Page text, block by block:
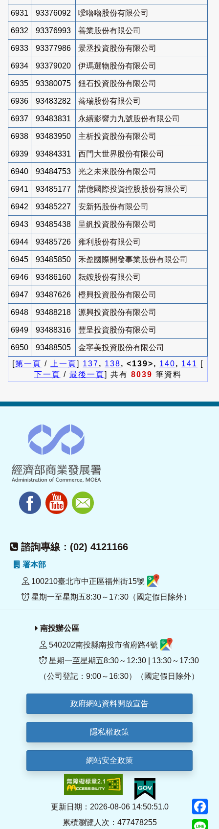
6931 93376092 噯嚕嚕股份有限公司
6932 93376993 善業股份有限公司
6933 93377986 景丞投資股份有限公司
6934 93379020 伊瑪選物股份有限公司
6935 93380075 鈕石投資股份有限公司
6936 93483282 蕎瑞股份有限公司
6937 93483831 永續影響力九號股份有限公司
6938 93483950 主析投資股份有限公司
6939 93484331 西門大世界股份有限公司
6940 93484753 光之未來股份有限公司
6941 93485177 諾億國際投資控股股份有限公司
6942 93485227 安新拓股份有限公司
6943 93485438 呈釩投資股份有限公司
6944 93485726 雍利股份有限公司
6945 93485850 禾盈國際開發事業股份有限公司
6946 93486160 耘銨股份有限公司
6947 93487626 橙興投資股份有限公司
6948 93488218 源興投資股份有限公司
6949 93488316 豐呈投資股份有限公司
6950 93488505
金寧美投資股份有限公司
[第一頁 / 上一頁] 137, 138, <139>, 140, 141
[
下一頁 / 最後一頁] 共有 8039 筆資料
諮詢專線：(02) 4121166
署本部
100210臺北市中正區福州街15號
星期一至星期五8:30～17:30（國定假日除外）
南投辦公區
540202南投縣南投市省府路4號
星期一至星期五8:30～12:30 | 13:30～17:30
（公司登記：9:00～16:30）（國定假日除外）
政府網站資料開放宣告
隱私權政策
網站安全政策
更新日期：2026-08-06 14:50:51.0
累積瀏覽人次：477478255